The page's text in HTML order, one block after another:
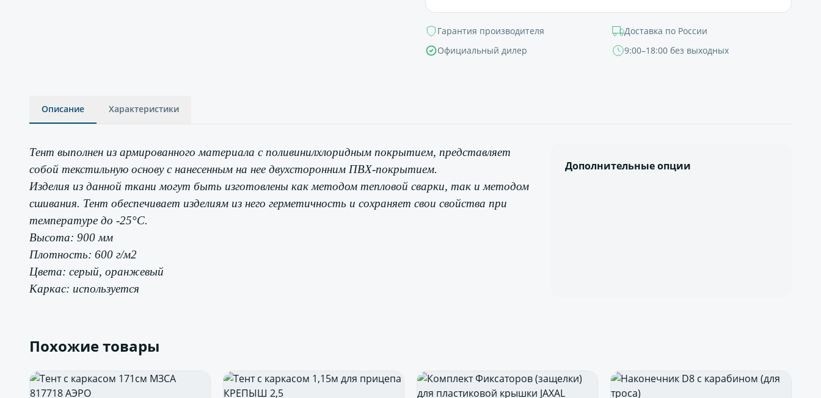
Гарантия производителя
Доставка по России
Официальный дилер
9:00–18:00 без выходных
Описание Характеристики
Тент выполнен из армированного материала с поливинилхлоридным покрытием, представляет
собой текстильную основу с нанесенным на нее двухсторонним ПВХ-покрытием.
Изделия из данной ткани могут быть изготовлены как методом тепловой сварки, так и методом
сшивания. Тент обеспечивает изделиям из него герметичность и сохраняет свои свойства при
температуре до -25°С.
Высота: 900 мм
Плотность: 600 г/м2
Цвета: серый, оранжевый
Каркас: используется
Дополнительные опции
Похожие товары